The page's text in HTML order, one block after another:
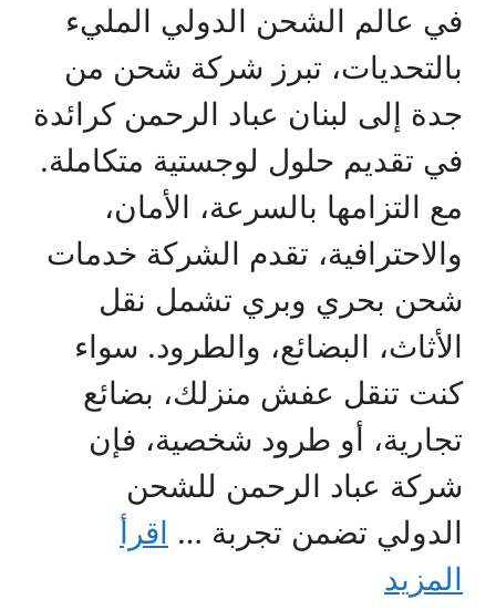
في عالم الشحن الدولي المليء
بالتحديات، تبرز شركة شحن من
جدة إلى لبنان عباد الرحمن كرائدة
في تقديم حلول لوجستية متكاملة.
مع التزامها بالسرعة، الأمان،
والاحترافية، تقدم الشركة خدمات
شحن بحري وبري تشمل نقل
الأثاث، البضائع، والطرود. سواء
كنت تنقل عفش منزلك، بضائع
تجارية، أو طرود شخصية، فإن
شركة عباد الرحمن للشحن
الدولي تضمن تجربة … اقرأ
المزيد